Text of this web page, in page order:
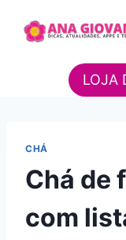
para
LOJA
CHÁ
Chá de
com